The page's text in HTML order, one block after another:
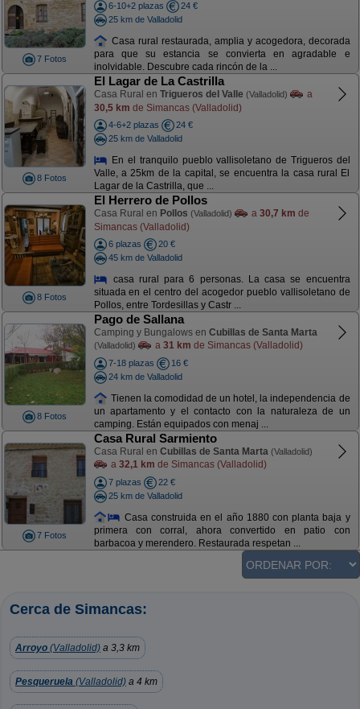
7 Fotos
6-10+2 plazas
24 €
25 km de Valladolid
Casa rural restaurada, amplia y acogedora, decorada
para que su estancia se convierta en agradable e
inolvidable. Descubre cada rincón de la ...
8 Fotos
El Lagar de La Castrilla
Casa Rural en Trigueros del Valle (Valladolid)
a
30,5 km de Simancas (Valladolid)
4-6+2 plazas
24 €
25 km de Valladolid
En el tranquilo pueblo vallisoletano de Trigueros del
Valle, a 25km de la capital, se encuentra la casa rural El
Lagar de la Castrilla, que ...
8 Fotos
El Herrero de Pollos
Casa Rural en Pollos (Valladolid) a 30,7 km de
Simancas (Valladolid)
6 plazas
20 €
45 km de Valladolid
casa rural para 6 personas. La casa se encuentra
situada en el centro del acogedor pueblo vallisoletano de
Pollos, entre Tordesillas y Castr ...
8 Fotos
Pago de Sallana
Camping y Bungalows en Cubillas de Santa Marta
(Valladolid) a 31 km de Simancas (Valladolid)
7-18 plazas
16 €
24 km de Valladolid
Tienen la comodidad de un hotel, la independencia de
un apartamento y el contacto con la naturaleza de un
camping. Están equipados con menaj ...
7 Fotos
Casa Rural Sarmiento
Casa Rural en Cubillas de Santa Marta (Valladolid)
a 32,1 km de Simancas (Valladolid)
7 plazas
22 €
25 km de Valladolid
Casa construida en el año 1880 con planta baja y
primera con corral, ahora convertido en patio con
barbacoa y merendero. Restaurada respetan ...
Cerca de Simancas:
Arroyo (Valladolid) a 3,3 km
Pesqueruela (Valladolid) a 4 km